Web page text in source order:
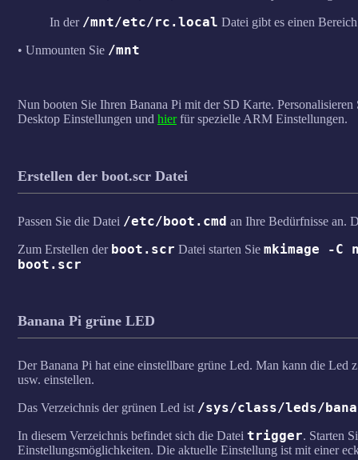
In der /mnt/etc/rc.local Datei gibt es einen
• Unmounten Sie /mnt
Nun booten Sie Ihren Banana Pi mit der SD Karte.
Desktop Einstellungen und hierfür spezielle ARM Einstellungen.
Erstellen der boot.scr Datei
Passen Sie die Datei /etc/boot.cmd an Ihre Bedürfnisse an.
Zum Erstellen der boot.scr Datei starten Sie mkimage -
boot.scr
Banana Pi grüne LED
Der Banana Pi hat eine einstellbare grüne Led. Man kann die
usw. einstellen.
Das Verzeichnis der grünen Led ist /sys/class/leds/
In diesem Verzeichnis befindet sich die Datei trigger. Starten
Einstellungsmöglichkeiten. Die aktuelle Einstellung ist mit einer